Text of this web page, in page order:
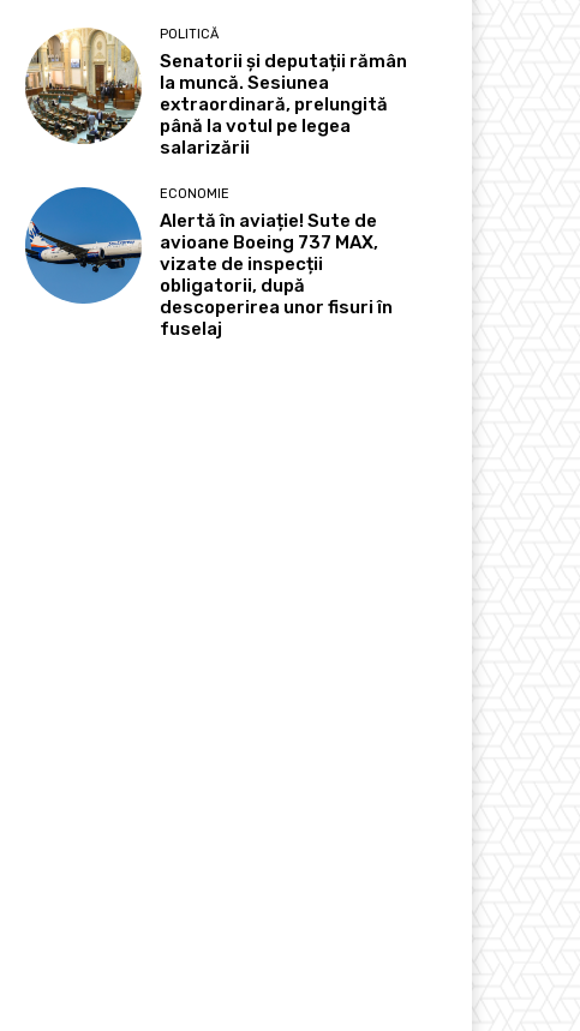
POLITICĂ
Senatorii și deputații rămân
la muncă. Sesiunea
extraordinară, prelungită
până la votul pe legea
salarizării
ECONOMIE
Alertă în aviație! Sute de
avioane Boeing 737 MAX,
vizate de inspecții
obligatorii, după
descoperirea unor fisuri în
fuselaj